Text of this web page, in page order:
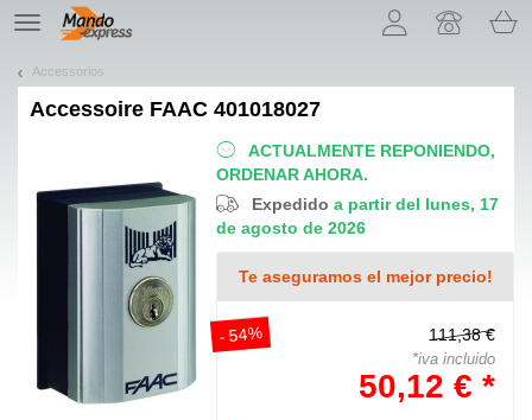
TE
navigation
Accessorios
Accessoire FAAC 401018027
ACTUALMENTE REPONIENDO,
ORDENAR AHORA.
Expedidoa partir del lunes, 17
de agosto de 2026
Te aseguramos el mejor precio!
- 54% 111,38 €
*iva incluido
50,12 € *
¡Permítenos presentarte nuestras cookies!